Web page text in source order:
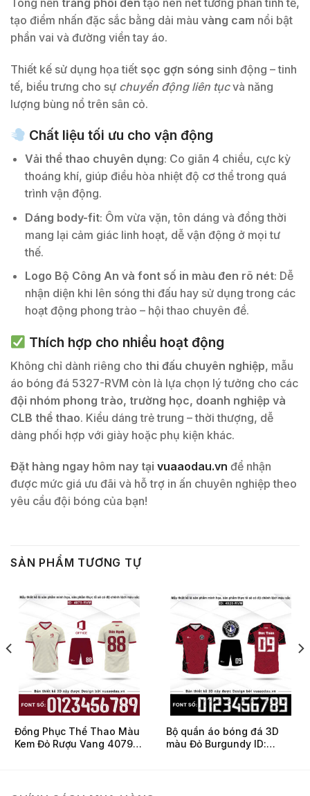
tạo điểm nhấn đặc sắc bằng dải màu vàng cam nổi bật
phần vai và đường viền tay áo.
Thiết kế sử dụng họa tiết sọc gợn sóng sinh động – tinh
tế, biểu trưng cho sự chuyển động liên tụcvà năng
lượng bùng nổ trên sân cỏ.
Chất liệu tối ưu cho vận động
Vải thể thao chuyên dụng: Co giãn 4 chiều, cực kỳ
thoáng khí, giúp điều hòa nhiệt độ cơ thể trong quá
trình vận động.
Dáng body-fit: Ôm vừa vặn, tôn dáng và đồng thời
mang lại cảm giác linh hoạt, dễ vận động ở mọi tư
thế.
Logo Bộ Công An và font số in màu đen rõ nét: Dễ
nhận diện khi lên sóng thi đấu hay sử dụng trong các
hoạt động phong trào – hội thao chuyên đề.
Thích hợp cho nhiều hoạt động
Không chỉ dành riêng cho thi đấu chuyên nghiệp, mẫu
áo bóng đá 5327-RVM còn là lựa chọn lý tưởng cho các
đội nhóm phong trào, trường học, doanh nghiệp và
CLB thể thao. Kiểu dáng trẻ trung – thời thượng, dễ
dàng phối hợp với giày hoặc phụ kiện khác.
Đặt hàng ngay hôm nay tại vuaaodau.vn để nhận
được mức giá ưu đãi và hỗ trợ in ấn chuyên nghiệp theo
yêu cầu đội bóng của bạn!
SẢN PHẨM TƯƠNG TỰ
Đồng Phục Thể Thao Màu
Kem Đỏ Rượu Vang 4079-
Bộ quần áo bóng đá 3D
màu Đỏ Burgundy ID: